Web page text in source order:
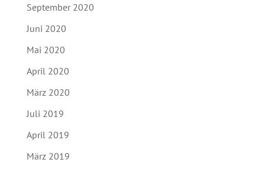
September 2020
Juni 2020
Mai 2020
April 2020
März 2020
Juli 2019
April 2019
März 2019